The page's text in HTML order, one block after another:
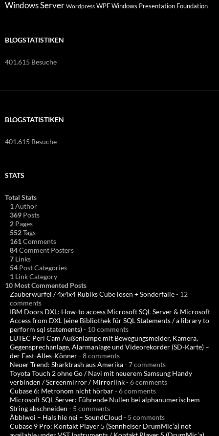
Windows Server Wordpress WPF Windows Presentation Foundation
BLOGSTATISTIKEN
401.615 Besuche
BLOGSTATISTIKEN
401.615 Besuche
STATS
Total Stats
1 Author
369 Posts
2 Pages
552Tags
161 Comments
84Comment Posters
7 Links
54 Post Categories
1 Link Category
10 Most Commented Posts
Zauberwürfel / 4x4x4 Rubiks Cube lösen + Sonderfälle- 12
comments
IBM Doors DXL: How-to access Microsoft SQL Server & Microsoft
Access from DXL (eine Bibliothek für SQL Statements / a library to
perform sql statements)- 10 comments
LUTEC Peri Cam Außenlampe mit Bewegungsmelder, Kamera,
Gegensprechanlage, Alarmanlage und Videorekorder (SD-Karte) –
der Fast-Alles-Könner- 8 comments
Neuer Trend: Sharktrash aus Amerika- 7 comments
Toyota Touch 2 ohne Go / Navi mit neuerem Samsung Handy
verbinden / Screenmirror / Mirrorlink- 6 comments
Cubase 6: Metronom nicht hörbar- 6 comments
Microsoft SQL Server: Führende Nullen bei alphanumerischem
String abschneiden - 5 comments
Äbblwoi – Hals hie nei – SoundCloud - 5 comments
Cubase 9 Pro: Kontakt Player 5 (Sennheiser DrumMic’a) not